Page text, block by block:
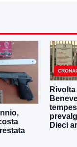
Dieci